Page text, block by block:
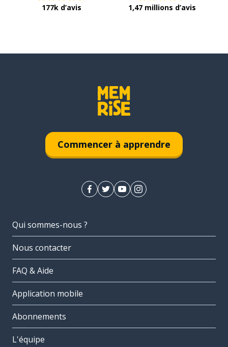
177k d’avis 1,47 millions d’avis
Commencer à apprendre
Qui sommes-nous ?
Nous contacter
FAQ & Aide
Application mobile
Abonnements
L'équipe